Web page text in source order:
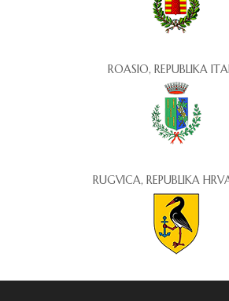
ROASIO, REPUBLIKA
RUGVICA, REPUBLIKA